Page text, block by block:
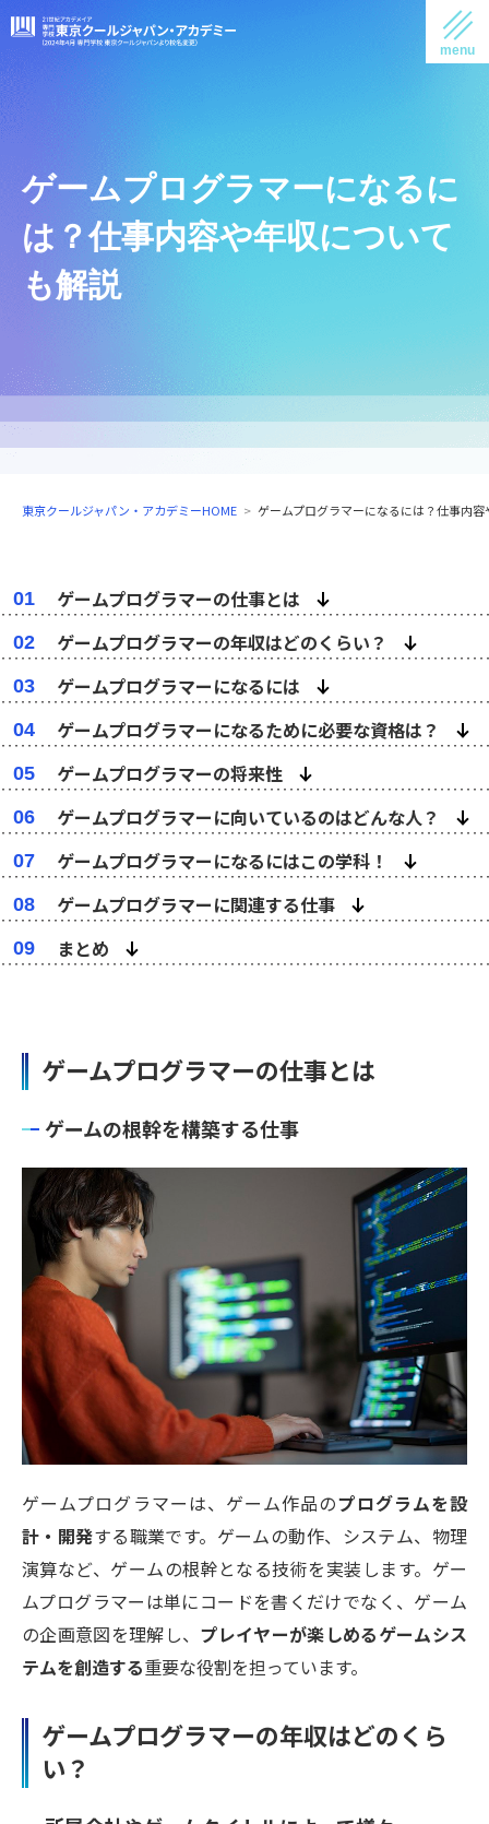
ゲームプログラマーになるに
は？仕事内容や年収について
も解説
東京クールジャパン・アカデミーHOME ゲームプログラマーになるには？仕事内
01 ゲームプログラマーの仕事とは
02 ゲームプログラマーの年収はどのくらい？
03 ゲームプログラマーになるには
04 ゲームプログラマーになるために必要な資格は？
05 ゲームプログラマーの将来性
06 ゲームプログラマーに向いているのはどんな人？
07 ゲームプログラマーになるにはこの学科！
08 ゲームプログラマーに関連する仕事
09 まとめ
ゲームプログラマーの仕事とは
ゲームの根幹を構築する仕事
ゲームプログラマーは、ゲーム作品のプログラムを設
計・開発する職業です。ゲームの動作、システム、物理
演算など、ゲームの根幹となる技術を実装します。ゲー
ムプログラマーは単にコードを書くだけでなく、ゲーム
の企画意図を理解し、 プレイヤーが楽しめるゲームシス
テムを創造する重要な役割を担っています。
ゲームプログラマーの年収はどのくら
い？